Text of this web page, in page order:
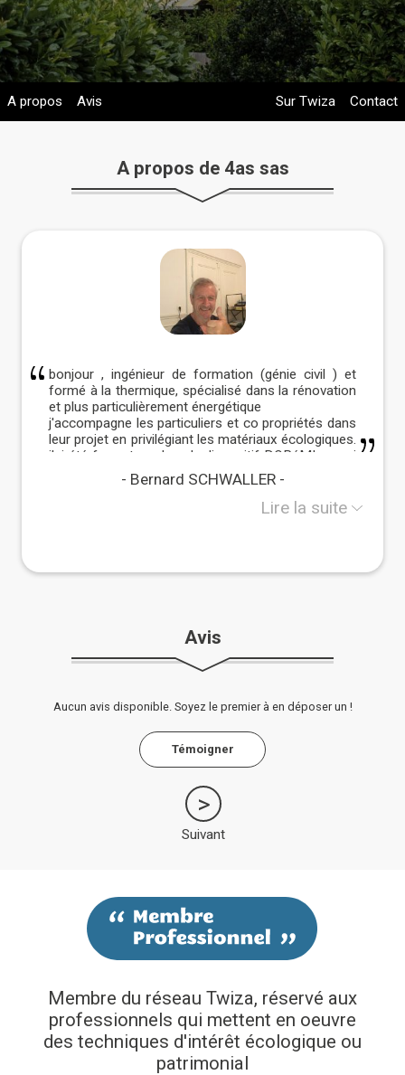
A propos Avis Sur Twiza Contact
A propos de 4as sas
bonjour , ingénieur de formation (génie civil ) et
formé à la thermique, spécialisé dans la rénovation
et plus particulièrement énergétique
j'accompagne les particuliers et co propriétés dans
leur projet en privilégiant les matériaux écologiques.
j'ai été formateur dans le dispositif DORéMI ce qui
m'a permis d'acquérir toutes les connaissances
nécessaires à la physique du bâtiment pour rénover
Bernard SCHWALLER
Lire la suite
Avis
Aucun avis disponible. Soyez le premier à en déposer un !
Témoigner
Suivant
Membre du réseau Twiza, réservé aux
professionnels qui mettent en oeuvre
des techniques d'intérêt écologique ou
patrimonial